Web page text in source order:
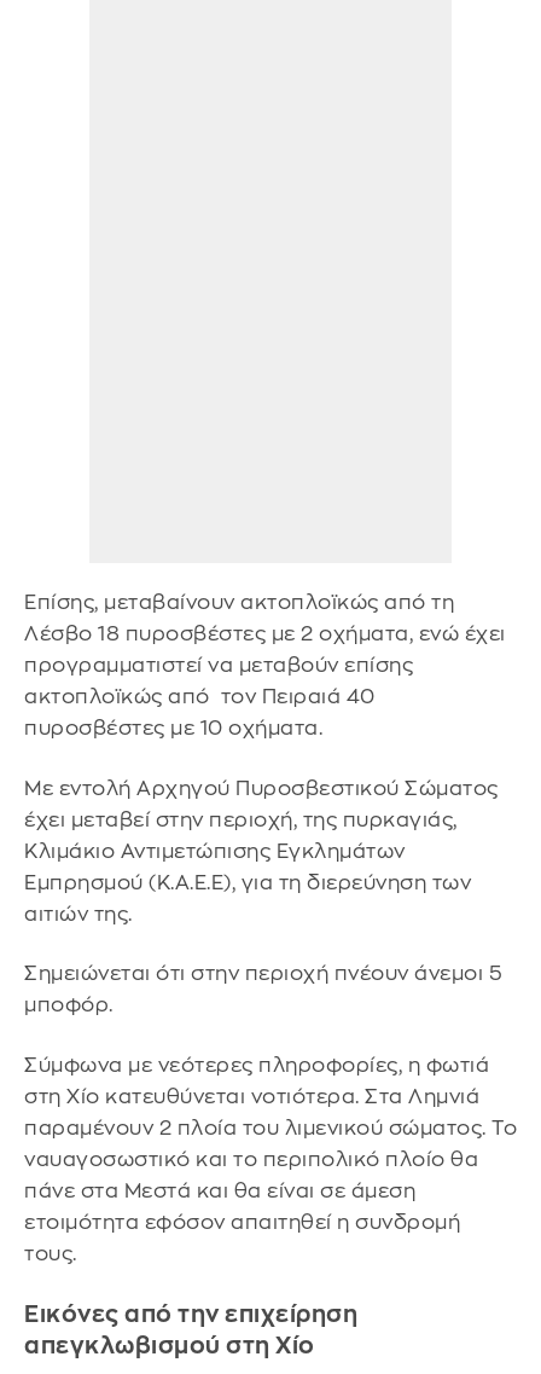
Επίσης, μεταβαίνουν ακτοπλοϊκώς από τη
Λέσβο 18 πυροσβέστες με 2 οχήματα, ενώ έχει
προγραμματιστεί να μεταβούν επίσης
ακτοπλοϊκώς από τον Πειραιά 40
πυροσβέστες με 10 οχήματα.
Με εντολή Αρχηγού Πυροσβεστικού Σώματος
έχει μεταβεί στην περιοχή, της πυρκαγιάς,
Κλιμάκιο Αντιμετώπισης Εγκλημάτων
Εμπρησμού (Κ.Α.Ε.Ε), για τη διερεύνηση των
αιτιών της.
Σημειώνεται ότι στην περιοχή πνέουν άνεμοι 5
μποφόρ.
Σύμφωνα με νεότερες πληροφορίες, η φωτιά
στη Χίο κατευθύνεται νοτιότερα. Στα Λημνιά
παραμένουν 2 πλοία του λιμενικού σώματος. Το
ναυαγοσωστικό και το περιπολικό πλοίο θα
πάνε στα Μεστά και θα είναι σε άμεση
ετοιμότητα εφόσον απαιτηθεί η συνδρομή
τους.
Εικόνες από την επιχείρηση
απεγκλωβισμού στη Χίο